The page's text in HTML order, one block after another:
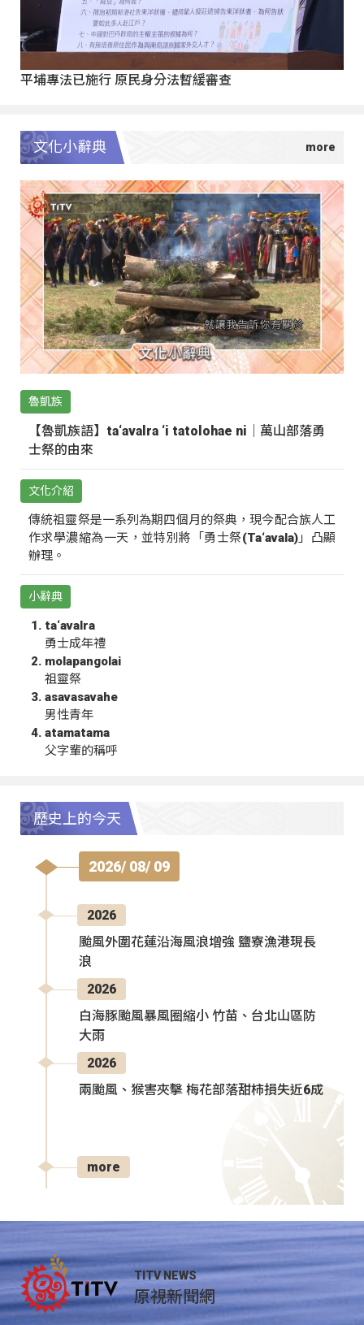
平埔專法已施行 原民身分法暫緩審查
文化小辭典
魯凱族
【魯凱族語】ta‘avalra ‘i tatolohae ni｜萬山部落勇
士祭的由來
文化介紹
傳統祖靈祭是一系列為期四個月的祭典，現今配合族人工
作求學濃縮為一天，並特別將「勇士祭(Ta‘avala)」凸顯
辦理。
小辭典
ta‘avalra
勇士成年禮
molapangolai
祖靈祭
asavasavahe
男性青年
atamatama
父字輩的稱呼
歷史上的今天
2026/ 08/ 09
2026
颱風外圍花蓮沿海風浪增強 鹽寮漁港現長
浪
2026
白海豚颱風暴風圈縮小 竹苗、台北山區防
大雨
2026
兩颱風、猴害夾擊 梅花部落甜柿損失近6成
more
TITV NEWS
原視新聞網